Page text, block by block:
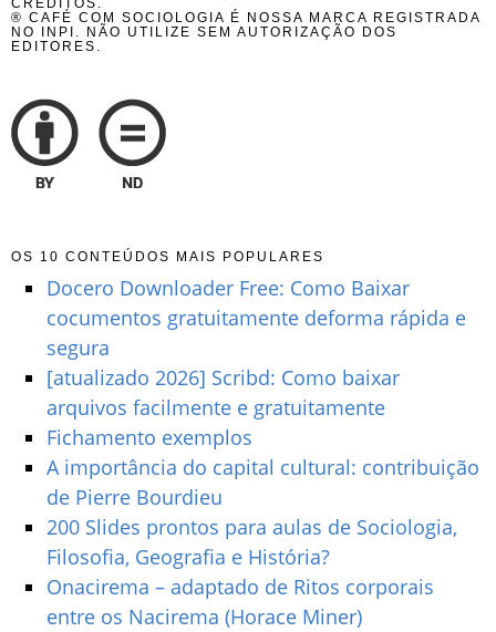
CRÉDITOS.
® CAFÉ COM SOCIOLOGIA É NOSSA MARCA REGISTRADA
NO INPI. NÃO UTILIZE SEM AUTORIZAÇÃO DOS
EDITORES.
OS 10 CONTEÚDOS MAIS POPULARES
Docero Downloader Free: Como Baixar
cocumentos gratuitamente deforma rápida e
segura
[atualizado 2026] Scribd: Como baixar
arquivos facilmente e gratuitamente
Fichamento exemplos
A importância do capital cultural: contribuição
de Pierre Bourdieu
200 Slides prontos para aulas de Sociologia,
Filosofia, Geografia e História?
Onacirema – adaptado de Ritos corporais
entre os Nacirema (Horace Miner)